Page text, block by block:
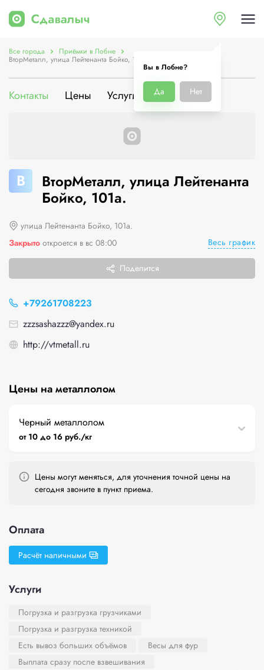
Вы в Лобне?
Да Нет
Все города Приёмки в Лобне
ВторМеталл, улица Лейтенанта Бойко, 101а.
Контакты Цены Услуги О компании
В
ВторМеталл, улица Лейтенанта
Бойко, 101а.
улица Лейтенанта Бойко, 101а.
Закрыто откроется в вс 08:00 Весь график
Поделится
+79261708223
zzzsashazzz@yandex.ru
http://vtmetall.ru
Цены на металлолом
Черный металлолом
от 10 до 16 руб./кг
Цены могут меняться, для уточнения точной цены на
сегодня звоните в пункт приема.
Оплата
Расчёт наличными
Услуги
Погрузка и разгрузка грузчиками
Погрузка и разгрузка техникой
Есть вывоз больших объёмов
Весы для фур
Выплата сразу после взвешивания